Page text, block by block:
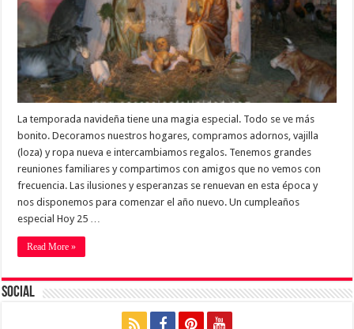
La temporada navideña tiene una magia especial. Todo se ve más
bonito. Decoramos nuestros hogares, compramos adornos, vajilla
(loza) y ropa nueva e intercambiamos regalos. Tenemos grandes
reuniones familiares y compartimos con amigos que no vemos con
frecuencia. Las ilusiones y esperanzas se renuevan en esta época y
nos disponemos para comenzar el año nuevo. Un cumpleaños
especial Hoy 25 …
Read More »
Social